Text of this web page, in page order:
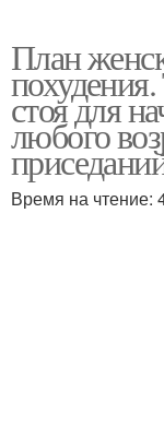
План
стоя для
любого
Время на чтение: